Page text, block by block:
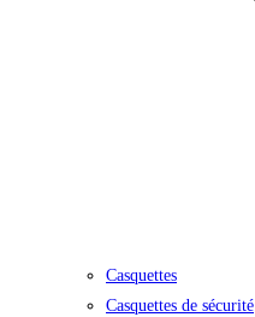
Casquettes
Casquettes de sécurité